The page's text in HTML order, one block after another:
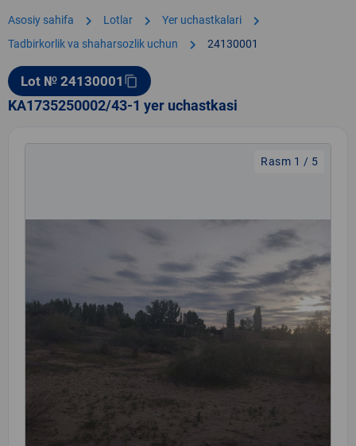
Asosiy sahifa chevron_right Lotlar chevron_right Yer uchastkalari chevron_right
Tadbirkorlik va shaharsozlik uchun chevron_right 24130001
Lot № 24130001 content_copy
KA1735250002/43-1 yer uchastkasi
Rasm 1 / 5